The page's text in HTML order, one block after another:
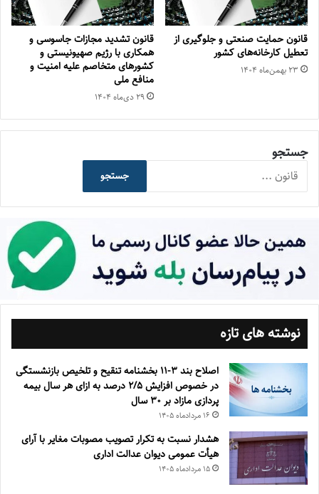
قانون حمایت صنعتی و جلوگیری از
تعطیل کارخانه‌های کشور
۲۳ بهمن‌ماه ۱۴۰۴
قانون تشدید مجازات جاسوسی و
همکاری با رژیم صهیونیستی و
کشورهای متخاصم علیه امنیت و
منافع ملی
۲۹ دی‌ماه ۱۴۰۴
جستجو
جستجو
نوشته های تازه
اصلاح بند ۳‏-۱۱ بخشنامه تنقیح و تلخیص بازنشستگی
در خصوص افزایش ۵‏‏‏‏‏‏‏‏‏/۲ درصد به ازای هر سال بیمه
پردازی مازاد بر ۳۰‏ سال
۱۶ مرداد‌ماه ۱۴۰۵
هشدار نسبت به تکرار تصویب مصوبات مغایر با آرای
هیأت عمومی دیوان عدالت اداری
۱۵ مرداد‌ماه ۱۴۰۵